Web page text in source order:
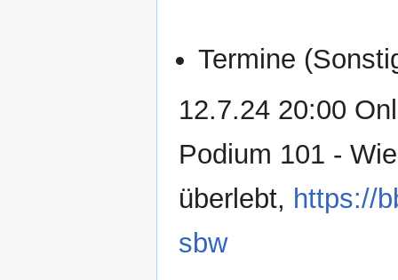
Termine
12.7.24 20:00
Podium 101 -
überlebt, https://
sbw